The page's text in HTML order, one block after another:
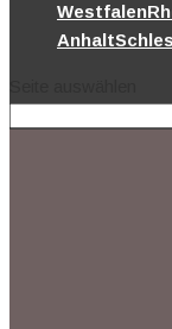
Westfalen
Anhalt